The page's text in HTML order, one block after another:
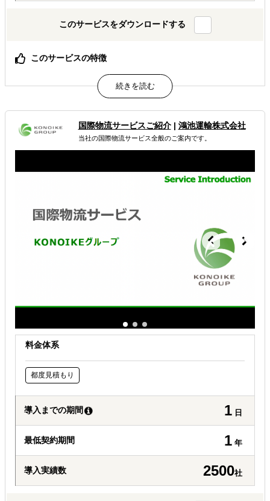
このサービスをダウンロードする
このサービスの特徴
保有人材数：3000名以上
実績数：4000件*パートナー実績含む
日本語レベル：N2以上が40%
属するジャンル
海外人材採用・紹介
国際物流サービスご紹介| 鴻池運輸株式会社
当社の国際物流サービス全般のご案内です。
料金体系
都度見積もり
導入までの期間 1 日
最低契約期間 1 年
導入実績数 2500社